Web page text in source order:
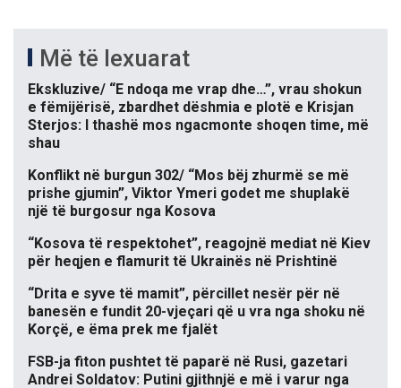
Më të lexuarat
Ekskluzive/ “E ndoqa me vrap dhe…”, vrau shokun
e fëmijërisë, zbardhet dëshmia e plotë e Krisjan
Sterjos: I thashë mos ngacmonte shoqen time, më
shau
Konflikt në burgun 302/ “Mos bëj zhurmë se më
prishe gjumin”, Viktor Ymeri godet me shuplakë
një të burgosur nga Kosova
“Kosova të respektohet”, reagojnë mediat në Kiev
për heqjen e flamurit të Ukrainës në Prishtinë
“Drita e syve të mamit”, përcillet nesër për në
banesën e fundit 20-vjeçari që u vra nga shoku në
Korçë, e ëma prek me fjalët
FSB-ja fiton pushtet të paparë në Rusi, gazetari
Andrei Soldatov: Putini gjithnjë e më i varur nga